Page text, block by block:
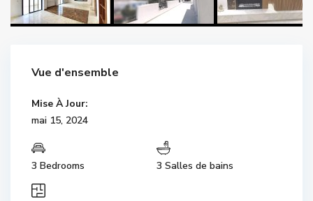
Vue d'ensemble
Mise À Jour:
mai 15, 2024
3 Bedrooms 3 Salles de bains